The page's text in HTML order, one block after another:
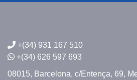
+(34) 931 167 510
+(34) 626 597 693
08015, Barcelona, c/Entença, 69,